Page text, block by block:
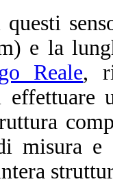
e la
Reale,
effettuare
misura